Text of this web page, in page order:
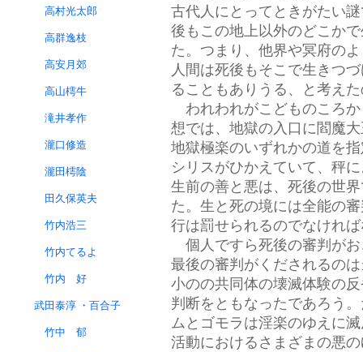
古代人にとってときがたい
後もこの地上以外のどこか
た。つまり、他界や冥府の
人間は死後もそこで生きつ
ることもありうる、と考え
われわれがこどものころ
想では、地獄の入口に閻魔
地獄極楽のいずれかの道を
シリスがひかえていて、秤
生前の善と悪は、死後の世
た。生と死の境には全能の
行は罰せられるのでなけれ
個人ですら死後の審判が
最後の審判がくだされるの
小のの共同体の壊滅体験の
判断をともなったであろう
ムとゴモラは淫楽のゆえに
活動におけるさまざまの悪
高村光太郎
高群逸枝
高安月郊
高山樗牛
滝井孝作
瀧口修造
瀧田樗陰
田久保英夫
竹内浩三
竹内てるよ
竹内 好
武田泰淳 ・百合子
竹中 郁